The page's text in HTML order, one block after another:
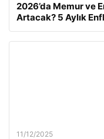
2026’da Memur ve
Artacak? 5 Aylık
11/12/2025